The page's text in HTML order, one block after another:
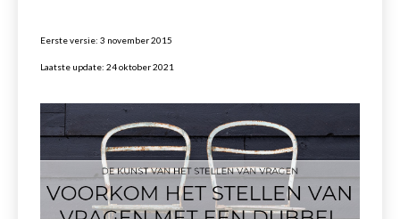
Eerste versie: 3 november 2015
Laatste update: 24 oktober 2021